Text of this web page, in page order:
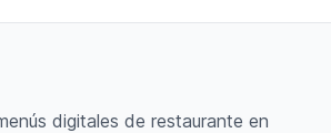
digitales de restaurante en